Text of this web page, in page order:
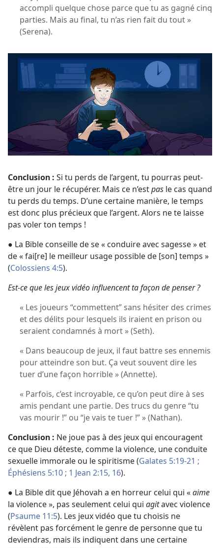
accompli quelque chose parce que tu as gagné cinq
parties. Mais au final, tu n’as rien fait du tout »
(Serena).
Conclusion : Si tu perds de l’argent, tu pourras peut-
être un jour le récupérer. Mais ce n’estpas le cas quand
tu perds du temps. D’une certaine manière, le temps
est donc plus précieux que l’argent. Alors ne te laisse
pas voler ton temps !
● La Bible conseille de se « conduire avec sagesse » et
de « fai[re] le meilleur usage possible de [son] temps »
(Colossiens 4:5).
Est-ce que les jeux vidéo influencent ta façon de penser ?
« Les joueurs “commettent” sans hésiter des crimes
et des délits pour lesquels ils iraient en prison ou
seraient condamnés à mort » (Seth).
« Dans beaucoup de jeux, il faut battre ses ennemis
pour atteindre son but. Ça veut souvent dire les
tuer d’une façon horrible » (Annette).
« Parfois, c’est incroyable, ce qu’on peut dire à ses
amis pendant une partie. Des trucs du genre “tu
vas mourir !” ou “je vais te tuer !” » (Nathan).
Conclusion : Ne joue pas à des jeux qui encouragent
ce que Dieu déteste, comme la violence, une conduite
sexuelle immorale ou le spiritisme (Galates 5:19-21 ;
Éphésiens 5:10 ; 1 Jean 2:15, 16).
● La Bible dit que Jéhovah a en horreur celui qui «aime
la violence », pas seulement celui qui agitavec violence
(Psaume 11:5). Les jeux vidéo que tu choisis ne
révèlent pas forcément le genre de personne que tu
deviendras, mais ils indiquent dans une certaine